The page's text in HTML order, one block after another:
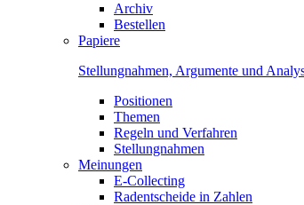
Archiv
Bestellen
Papiere
Stellungnahmen, Argumente und
Positionen
Themen
Regeln und Verfahren
Stellungnahmen
Meinungen
E-Collecting
Radentscheide in Zahlen